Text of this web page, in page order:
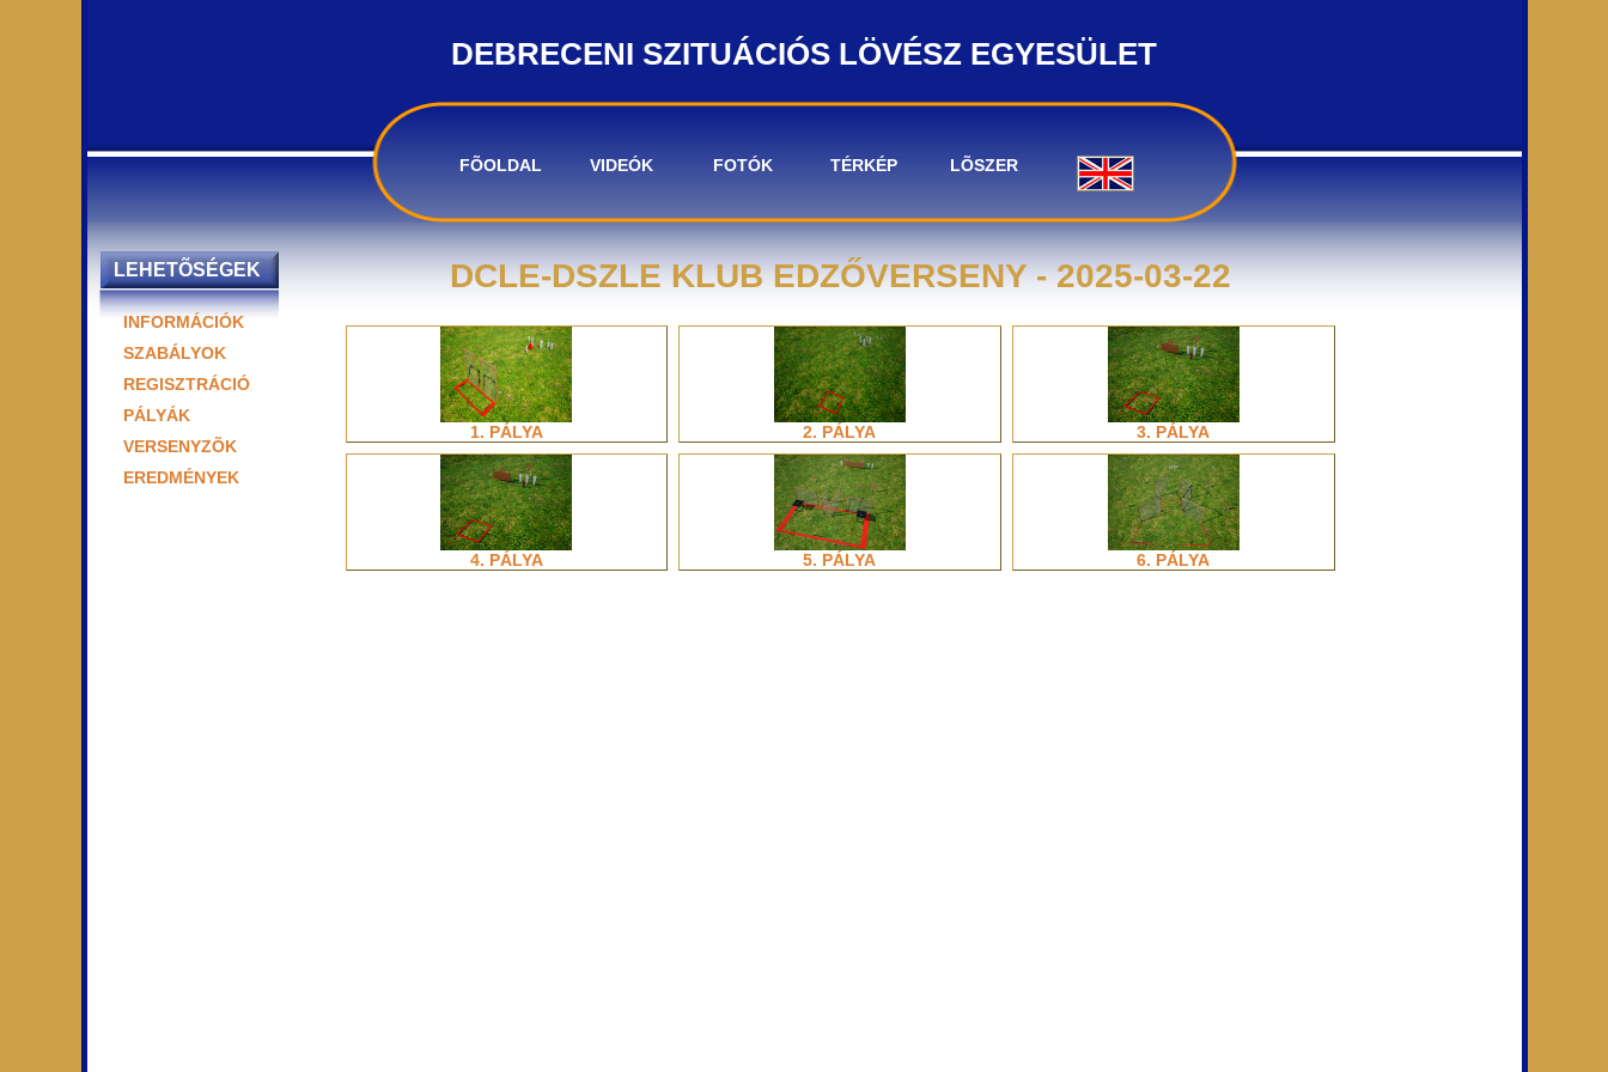
DEBRECENI SZITUÁCIÓS LÖVÉSZ EGYESÜLET
FÕOLDAL VIDEÓK FOTÓK TÉRKÉP LÕSZER
LEHETÕSÉGEK
INFORMÁCIÓK
SZABÁLYOK
REGISZTRÁCIÓ
PÁLYÁK
VERSENYZÕK
EREDMÉNYEK
DCLE-DSZLE KLUB EDZŐVERSENY - 2025-03-22
1. PÁLYA 2. PÁLYA 3. PÁLYA
4. PÁLYA 5. PÁLYA 6. PÁLYA